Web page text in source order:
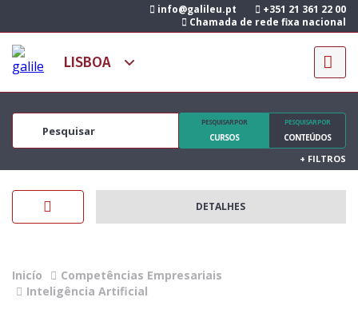
info@galileu.pt
+351 21 361 22 00
Chamada de rede fixa nacional
PESQUISAR POR
CURSOS
PESQUISAR POR
CONTEÚDOS
+ FILTROS
DETALHES
Inicío
Competências Empresariais
Inteligência Artificial